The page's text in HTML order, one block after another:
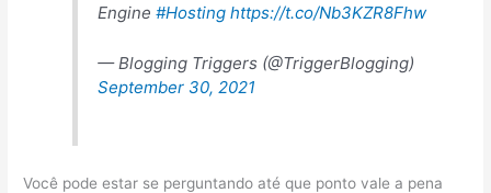
Engine#Hosting https://t.co/Nb3KZR8Fhw
— Blogging Triggers (@TriggerBlogging)
September 30, 2021
Você pode estar se perguntando até que ponto vale a pena